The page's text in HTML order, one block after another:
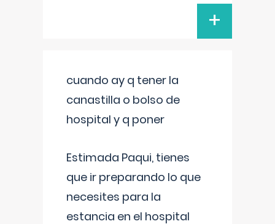
+
cuando ay q tener la
canastilla o bolso de
hospital y q poner
Estimada Paqui, tienes
que ir preparando lo que
necesites para la
estancia en el hospital